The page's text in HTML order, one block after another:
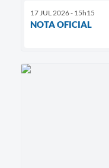
17 JUL 2026 - 15h15
NOTA OFICIAL